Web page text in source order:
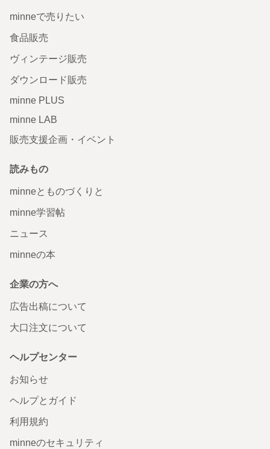
minneで売りたい
食品販売
ヴィンテージ販売
ダウンロード販売
minne PLUS
minne LAB
販売支援企画・イベント
読みもの
minneとものづくりと
minne学習帖
ニュース
minneの本
企業の方へ
広告出稿について
大口注文について
ヘルプセンター
お知らせ
ヘルプとガイド
利用規約
minneのセキュリティ